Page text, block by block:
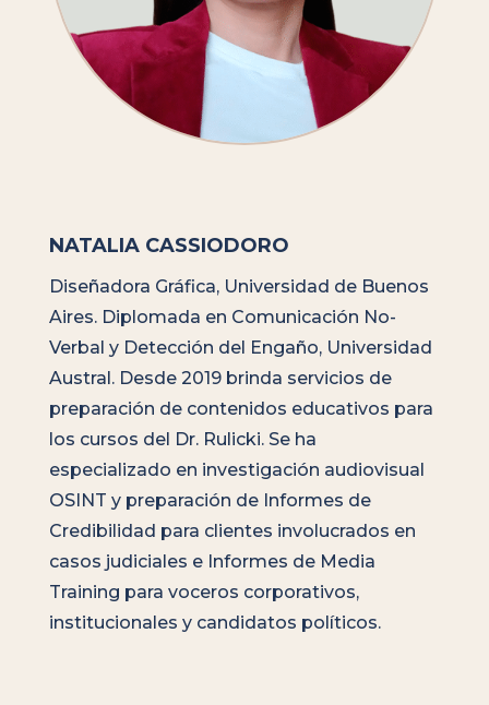
NATALIA CASSIODORO
Diseñadora Gráfica, Universidad de Buenos
Aires. Diplomada en Comunicación No-
Verbal y Detección del Engaño, Universidad
Austral. Desde 2019 brinda servicios de
preparación de contenidos educativos para
los cursos del Dr. Rulicki. Se ha
especializado en investigación audiovisual
OSINT y preparación de Informes de
Credibilidad para clientes involucrados en
casos judiciales e Informes de Media
Training para voceros corporativos,
institucionales y candidatos políticos.